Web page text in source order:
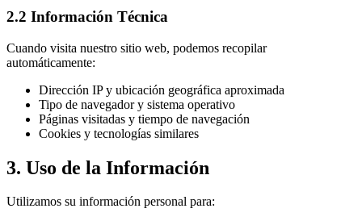
2.2 Información Técnica
Cuando visita nuestro sitio web, podemos recopilar
automáticamente:
Dirección IP y ubicación geográfica aproximada
Tipo de navegador y sistema operativo
Páginas visitadas y tiempo de navegación
Cookies y tecnologías similares
3. Uso de la Información
Utilizamos su información personal para: